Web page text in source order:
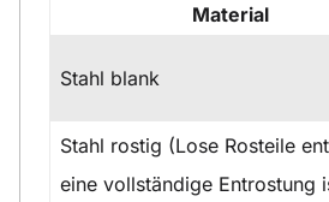
Material
Stahl blank
Stahl rostig (Lose Rosteile
eine vollständige Entrostung